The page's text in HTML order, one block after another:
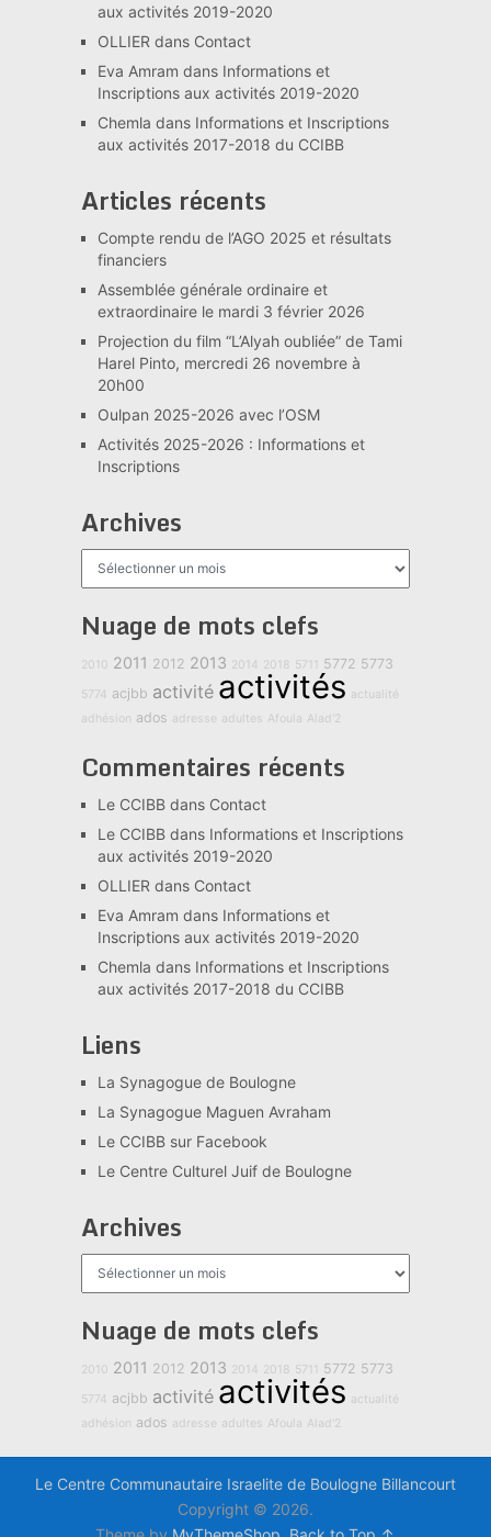
aux activités 2019-2020
OLLIER dans Contact
Eva Amram dans Informations et
Inscriptions aux activités 2019-2020
Chemla dans Informations et Inscriptions
aux activités 2017-2018 du CCIBB
Articles récents
Compte rendu de l’AGO 2025 et résultats
financiers
Assemblée générale ordinaire et
extraordinaire le mardi 3 février 2026
Projection du film “L’Alyah oubliée” de Tami
Harel Pinto, mercredi 26 novembre à
20h00
Oulpan 2025-2026 avec l’OSM
Activités 2025-2026 : Informations et
Inscriptions
Archives
Archives
Nuage de mots clefs
2010 2011 2012 2013 2014 2018 5711 5772 5773
5774 acjbb activité activités actualité
adhésion ados adresse adultes Afoula Alad'2
Commentaires récents
Le CCIBBdans Contact
Le CCIBBdans Informations et Inscriptions
aux activités 2019-2020
OLLIER dans Contact
Eva Amram dans Informations et
Inscriptions aux activités 2019-2020
Chemla dans Informations et Inscriptions
aux activités 2017-2018 du CCIBB
Liens
La Synagogue de Boulogne
La Synagogue Maguen Avraham
Le CCIBB sur Facebook
Le Centre Culturel Juif de Boulogne
Archives
Archives
Nuage de mots clefs
2010 2011 2012 2013 2014 2018 5711 5772 5773
5774 acjbb activité activités actualité
adhésion ados adresse adultes Afoula Alad'2
Le Centre Communautaire Israelite de Boulogne Billancourt
Copyright © 2026.